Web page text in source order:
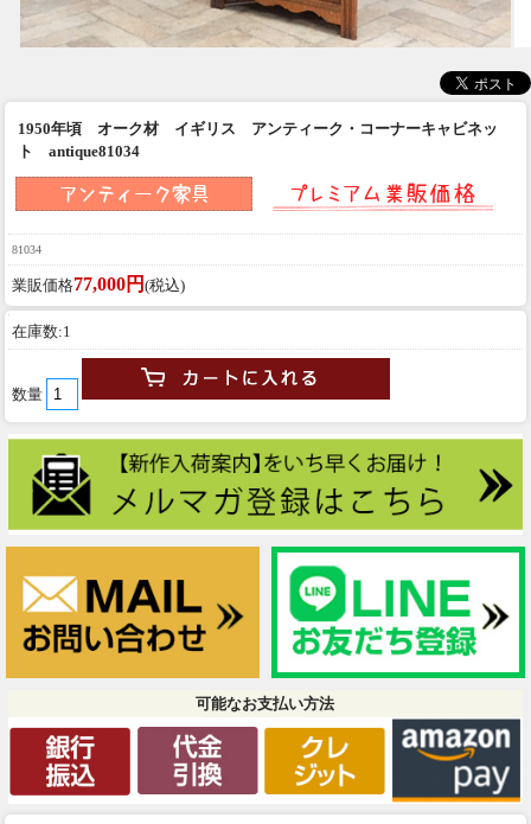
1950年頃 オーク材 イギリス アンティーク・コーナーキャビネッ
ト antique81034
81034
業販価格77,000円 (税込)
在庫数:1
数量
可能なお支払い方法